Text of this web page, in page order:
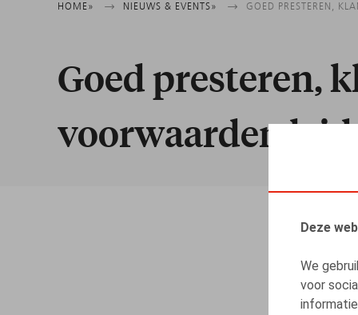
Deze
We
voor
Kruimelpad
HOME NIEUWS & EVENTS GOED PRESTEREN,
Goed presteren,
voorwaarden